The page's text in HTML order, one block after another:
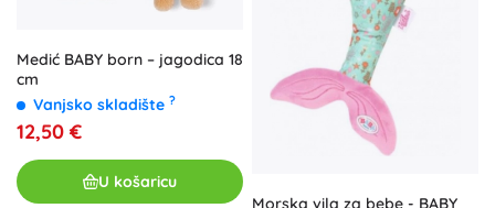
Medić BABY born – jagodica 18
cm
Vanjsko skladište ?
12,50 €
U košaricu
Morska vila za bebe - BABY